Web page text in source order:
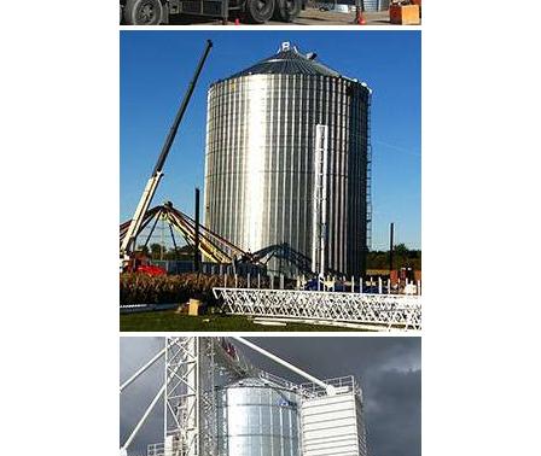
CLIQUEZ POUR AGRANDIR
CLIQUEZ POUR AGRANDIR